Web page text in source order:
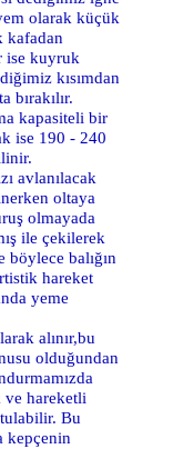
olarak küçük
kafadan
ise kuyruk
kısımdan
bırakılır.
kapasiteli bir
ise 190 - 240
avlanılacak
oltaya
olmayada
ile çekilerek
böylece balığın
hareket
yeme
alınır,bu
olduğundan
ve hareketli
Bu
kepçenin